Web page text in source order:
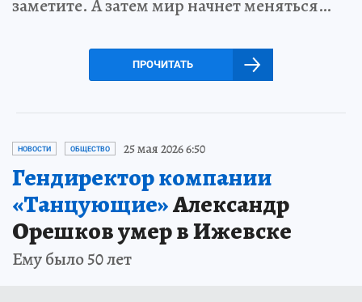
заметите. А затем мир начнет меняться…
ПРОЧИТАТЬ
НОВОСТИ ОБЩЕСТВО 25 мая 2026 6:50
Гендиректор компании
«Танцующие»Александр
Орешков умер в Ижевске
Ему было 50 лет